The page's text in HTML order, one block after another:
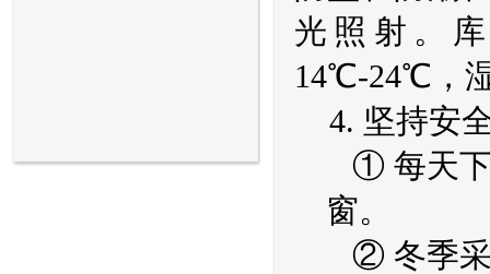
光照射。
14℃-24℃ ，
4. 坚持安
① 每天
窗。
② 冬季